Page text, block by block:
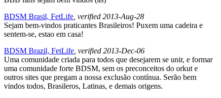
BDSM Brasil, FetLife , verified 2013-Aug-28
Sejam bem-vindos praticantes Brasileiros! Puxem uma cadeira e
sentem-se, estao em casa!
BDSM Brazil, FetLife , verified 2013-Dec-06
Uma comunidade criada para todos que desejarem se unir, e formar
uma comunidade forte BDSM, sem os preconceitos do orkut e
outros sites que pregam a nossa exclusão contínua. Serão bem
vindos todos, Brasileros, Latinas, e demais origens.